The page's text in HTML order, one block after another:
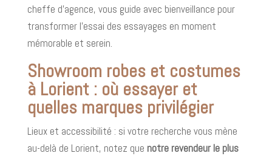
cheffe d’agence, vous guide avec bienveillance pour
transformer l’essai des essayages en moment
mémorable et serein.
Showroom robes et costumes
à Lorient : où essayer et
quelles marques privilégier
Lieux et accessibilité : si votre recherche vous mène
au-delà de Lorient, notez que notre revendeur le plus